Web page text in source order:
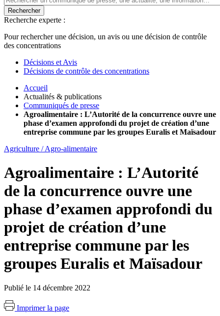
Rechercher
Recherche experte :
Pour rechercher une décision, un avis ou une décision de contrôle
des concentrations
Décisions et Avis
Décisions de contrôle des concentrations
Accueil
Actualités & publications
Communiqués de presse
Agroalimentaire : L’Autorité de la concurrence ouvre une
phase d’examen approfondi du projet de création d’une
entreprise commune par les groupes Euralis et Maïsadour
Agriculture / Agro-alimentaire
Agroalimentaire : L’Autorité
de la concurrence ouvre une
phase d’examen approfondi du
projet de création d’une
entreprise commune par les
groupes Euralis et Maïsadour
Publié le 14 décembre 2022
Imprimer la page